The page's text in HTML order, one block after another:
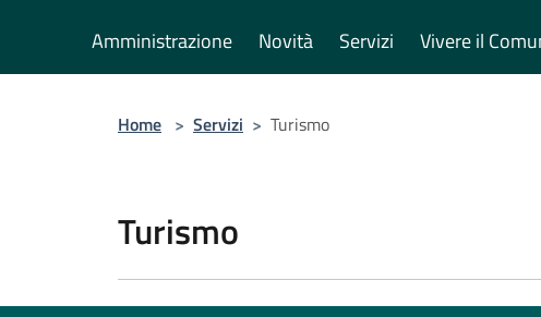
Amministrazione Novità Servizi Vivere il
Home > Servizi > Turismo
Turismo